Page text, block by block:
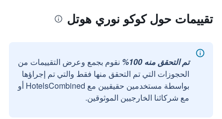
تقييمات حول كوكو نوري هوتل
تم التحقق منه 100%
نقوم بجمع وعرض التقييمات من
الحجوزات التي تم التحقق منها فقط والتي تم إجراؤها
بواسطة مستخدمين حقيقيين مع HotelsCombined أو
مع شركائنا الخارجيين الموثوقين.